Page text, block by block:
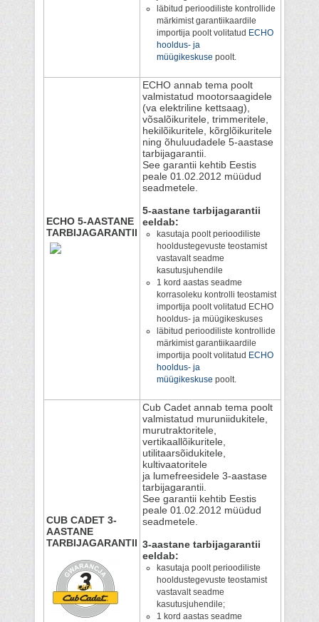
läbitud perioodiliste kontrollide
märkimist garantiikaardile
importija poolt volitatud ECHO
hooldus- ja
müügikeskuse poolt.
ECHO 5-AASTANE
TARBIJAGARANTII
ECHO annab tema poolt
valmistatud mootorsaagidele
(va elektriline kettsaag),
võsalõikuritele, trimmeritele,
hekilõikuritele, kõrglõikuritele
ning õhuluudadele 5-aastase
tarbijagarantii.
See garantii kehtib Eestis
peale 01.02.2012 müüdud
seadmetele.
5-aastane tarbijagarantii
eeldab:
kasutaja poolt perioodiliste
hooldustegevuste teostamist
vastavalt seadme
kasutusjuhendile
1 kord aastas seadme
korrasoleku kontrolli teostamist
importija poolt volitatud ECHO
hooldus- ja müügikeskuses
läbitud perioodiliste kontrollide
märkimist garantiikaardile
importija poolt volitatud ECHO
hooldus- ja
müügikeskuse poolt.
CUB CADET 3-
AASTANE
TARBIJAGARANTII
Cub Cadet annab tema poolt
valmistatud muruniidukitele,
murutraktoritele,
vertikaallõikuritele,
utilitaarsõidukitele,
kultivaatoritele
ja lumefreesidele 3-aastase
tarbijagarantii.
See garantii kehtib Eestis
peale 01.02.2012 müüdud
seadmetele.
3-aastane tarbijagarantii
eeldab:
kasutaja poolt perioodiliste
hooldustegevuste teostamist
vastavalt seadme
kasutusjuhendile;
1 kord aastas seadme